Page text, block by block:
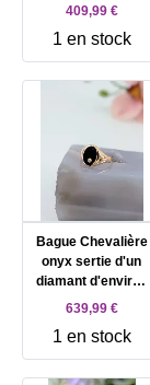
d'environ 0,10ct Or
CT) 2,45g
409,99 €
1 en stock
Bague Chevalière
onyx sertie d'un
diamant d'environ
0,02cts Or 750
4,94g
639,99 €
1 en stock